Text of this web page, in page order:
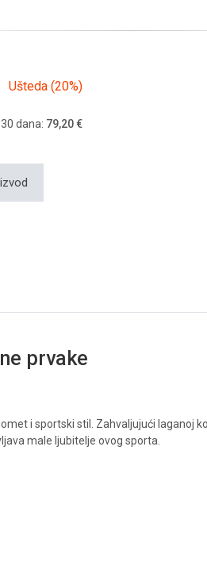
Ušteda (20%)
dana: 79,20 €
prvake
i sportski stil. Zahvaljujući laganoj
male ljubitelje ovog sporta.